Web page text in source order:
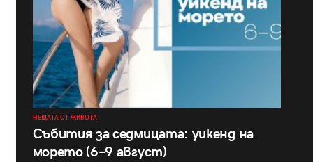
НЕЩАТА ОТ ЖИВОТА
Събития за седмицата: уикенд на
морето (6–9 август)